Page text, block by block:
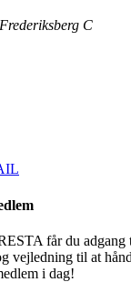
C
får du adgang
vejledning til at
i dag!